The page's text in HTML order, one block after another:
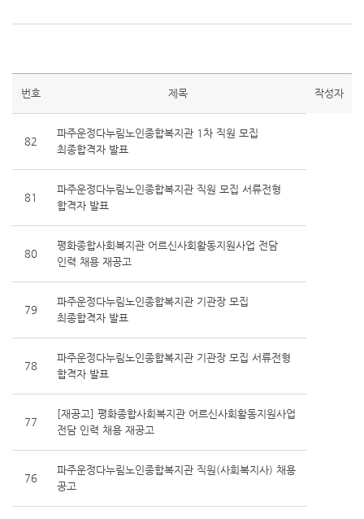
번호 제목 작성자
82
파주운정다누림노인종합복지관 1차 직원 모집
최종합격자 발표
81
파주운정다누림노인종합복지관 직원 모집 서류전형
합격자 발표
80
평화종합사회복지관 어르신사회활동지원사업 전담
인력 채용 재공고
79
파주운정다누림노인종합복지관 기관장 모집
최종합격자 발표
78
파주운정다누림노인종합복지관 기관장 모집 서류전형
합격자 발표
77
[재공고] 평화종합사회복지관 어르신사회활동지원사업
전담 인력 채용 재공고
76
파주운정다누림노인종합복지관 직원(사회복지사) 채용
공고